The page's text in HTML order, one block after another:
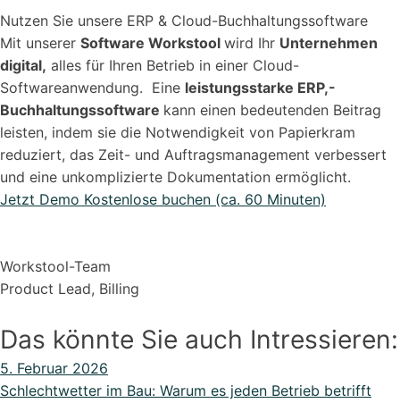
Nutzen Sie unsere ERP & Cloud-Buchhaltungssoftware
Mit unserer Software Workstool wird Ihr Unternehmen
digital, alles für Ihren Betrieb in einer Cloud-
Softwareanwendung. Eine leistungsstarke ERP,-
Buchhaltungssoftware kann einen bedeutenden Beitrag
leisten, indem sie die Notwendigkeit von Papierkram
reduziert, das Zeit- und Auftragsmanagement verbessert
und eine unkomplizierte Dokumentation ermöglicht.
Jetzt Demo Kostenlose buchen (ca. 60 Minuten)
Workstool-Team
Product Lead, Billing
Das könnte Sie auch Intressieren:
5. Februar 2026
Schlechtwetter im Bau: Warum es jeden Betrieb betrifft